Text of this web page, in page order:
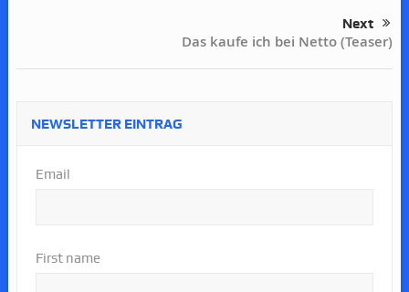
Next
Das kaufe ich bei Netto (Teaser)
NEWSLETTER EINTRAG
Email
First name